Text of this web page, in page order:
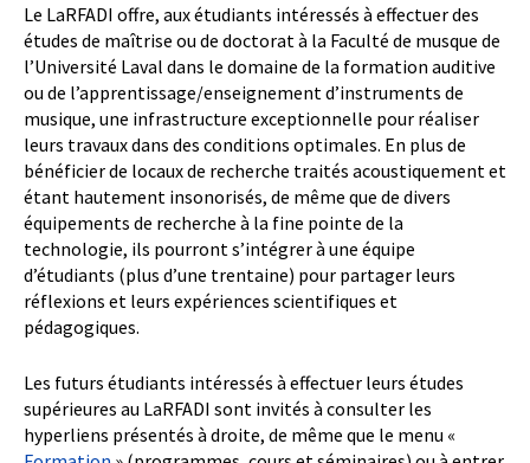
Le LaRFADI offre, aux étudiants intéressés à effectuer des
études de maîtrise ou de doctorat à la Faculté de musque de
l’Université Laval dans le domaine de la formation auditive
ou de l’apprentissage/enseignement d’instruments de
musique, une infrastructure exceptionnelle pour réaliser
leurs travaux dans des conditions optimales. En plus de
bénéficier de locaux de recherche traités acoustiquement et
étant hautement insonorisés, de même que de divers
équipements de recherche à la fine pointe de la
technologie, ils pourront s’intégrer à une équipe
d’étudiants (plus d’une trentaine) pour partager leurs
réflexions et leurs expériences scientifiques et
pédagogiques.
Les futurs étudiants intéressés à effectuer leurs études
supérieures au LaRFADI sont invités à consulter les
hyperliens présentés à droite, de même que le menu «